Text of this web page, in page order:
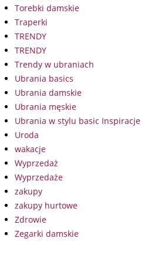
Torebki damskie
Traperki
TRENDY
TRENDY
Trendy w ubraniach
Ubrania basics
Ubrania damskie
Ubrania męskie
Ubrania w stylu basic Inspiracje
Uroda
wakacje
Wyprzedaż
Wyprzedaże
zakupy
zakupy hurtowe
Zdrowie
Zegarki damskie